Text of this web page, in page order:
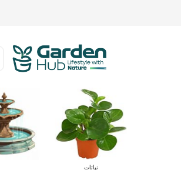
محسنات ومغذيات تربة